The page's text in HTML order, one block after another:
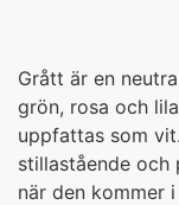
Grått är en
grön, rosa och
uppfattas som
stillastående
när den kommer